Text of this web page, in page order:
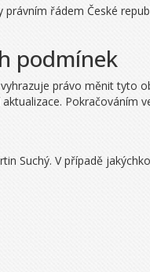
řádem České
podmínek
právo měnit tyto
Suchý. V případě